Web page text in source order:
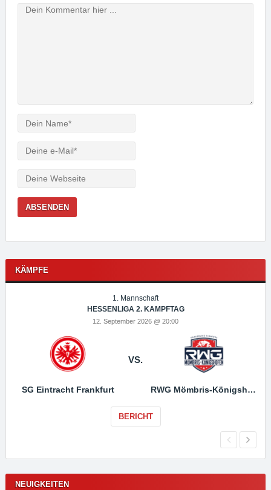
Verfasser
Mail
Webseite
KÄMPFE
1. Mannschaft
HESSENLIGA 2. KAMPFTAG
12. September 2026 @ 20:00
SG Eintracht Frankfurt
VS.
RWG Mömbris-Königshofen
BERICHT
NEUIGKEITEN